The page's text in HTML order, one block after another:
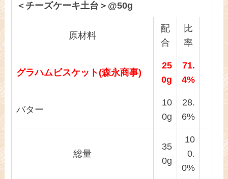
＜チーズケーキ土台＞@50g
原材料
配
合
比
率
グラハムビスケット(森永商事)
25
0g
71.
4%
バター
10
0g
28.
6%
総量
35
0g
10
0.
0%